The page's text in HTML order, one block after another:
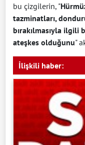
bu çizgilerin, "
tazminatları,
bırakılmasıyla
ateşkes olduğunu"
İlişkili haber: